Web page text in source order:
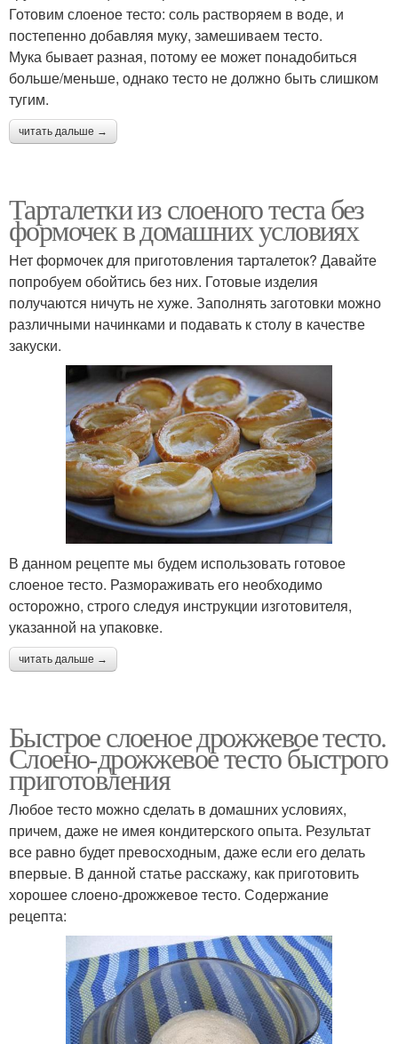
Готовим слоеное тесто: соль растворяем в воде, и
постепенно добавляя муку, замешиваем тесто.
Мука бывает разная, потому ее может понадобиться
больше/меньше, однако тесто не должно быть слишком
тугим.
читать дальше →
Тарталетки из слоеного теста без
формочек в домашних условиях
Нет формочек для приготовления тарталеток? Давайте
попробуем обойтись без них. Готовые изделия
получаются ничуть не хуже. Заполнять заготовки можно
различными начинками и подавать к столу в качестве
закуски.
В данном рецепте мы будем использовать готовое
слоеное тесто. Размораживать его необходимо
осторожно, строго следуя инструкции изготовителя,
указанной на упаковке.
читать дальше →
Быстрое слоеное дрожжевое тесто.
Слоено-дрожжевое тесто быстрого
приготовления
Любое тесто можно сделать в домашних условиях,
причем, даже не имея кондитерского опыта. Результат
все равно будет превосходным, даже если его делать
впервые. В данной статье расскажу, как приготовить
хорошее слоено-дрожжевое тесто. Содержание
рецепта: